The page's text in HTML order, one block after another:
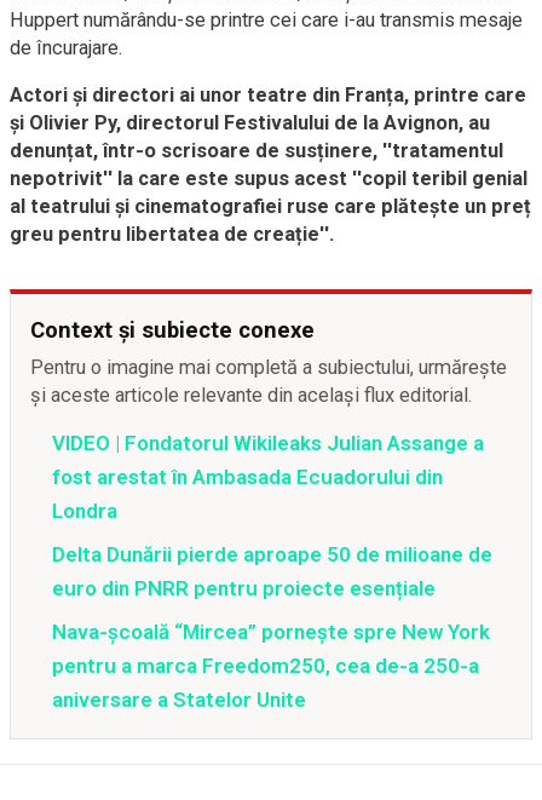
Huppert numărându-se printre cei care i-au transmis mesaje
de încurajare.
Actori și directori ai unor teatre din Franța, printre care
și Olivier Py, directorul Festivalului de la Avignon, au
denunțat, într-o scrisoare de susținere, ''tratamentul
nepotrivit'' la care este supus acest ''copil teribil genial
al teatrului și cinematografiei ruse care plătește un preț
greu pentru libertatea de creație''.
Context și subiecte conexe
Pentru o imagine mai completă a subiectului, urmărește
și aceste articole relevante din același flux editorial.
VIDEO | Fondatorul Wikileaks Julian Assange a
fost arestat în Ambasada Ecuadorului din
Londra
Delta Dunării pierde aproape 50 de milioane de
euro din PNRR pentru proiecte esențiale
Nava-școală “Mircea” pornește spre New York
pentru a marca Freedom250, cea de-a 250-a
aniversare a Statelor Unite